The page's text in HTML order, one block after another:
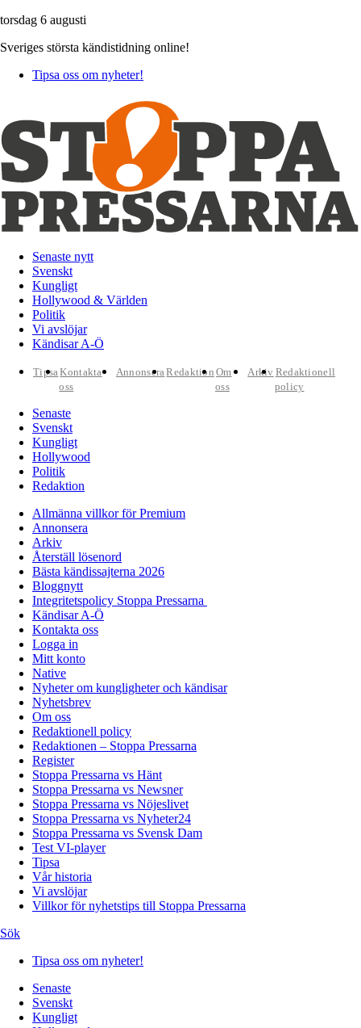
torsdag 6 augusti
Sveriges största kändistidning online!
Tipsa oss om nyheter!
Senaste nytt
Svenskt
Kungligt
Hollywood & Världen
Politik
Vi avslöjar
Kändisar A-Ö
TipsaKontakta
oss
AnnonseraRedaktion Om
oss
Arkiv Redaktionell
policy
Senaste
Svenskt
Kungligt
Hollywood
Politik
Redaktion
Allmänna villkor för Premium
Annonsera
Arkiv
Återställ lösenord
Bästa kändissajterna 2026
Bloggnytt
Integritetspolicy Stoppa Pressarna
Kändisar A-Ö
Kontakta oss
Logga in
Mitt konto
Native
Nyheter om kungligheter och kändisar
Nyhetsbrev
Om oss
Redaktionell policy
Redaktionen – Stoppa Pressarna
Register
Stoppa Pressarna vs Hänt
Stoppa Pressarna vs Newsner
Stoppa Pressarna vs Nöjeslivet
Stoppa Pressarna vs Nyheter24
Stoppa Pressarna vs Svensk Dam
Test VI-player
Tipsa
Vår historia
Vi avslöjar
Villkor för nyhetstips till Stoppa Pressarna
Sök
Tipsa oss om nyheter!
Senaste
Svenskt
Kungligt